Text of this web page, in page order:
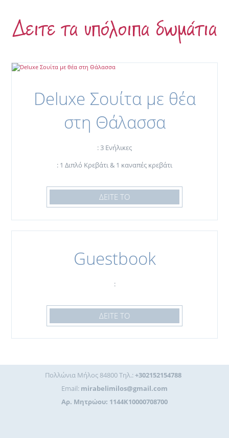
Δειτε τα υπόλοιπα δωμάτια
Deluxe Σουίτα με θέα
στη Θάλασσα
: 3 Ενήλικες
: 1 Διπλό Κρεβάτι & 1 καναπές κρεβάτι
ΔΕΙΤΕ ΤΟ
Guestbook
:
ΔΕΙΤΕ ΤΟ
Πολλώνια Μήλος 84800 Τηλ.:+302152154788
Email: mirabelimilos@gmail.com
Αρ. Μητρώου: 1144K10000708700